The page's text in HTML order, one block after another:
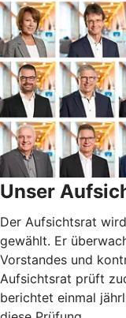
Unser
Der Aufsichtsrat
gewählt. Er
Vorstandes und
Aufsichtsrat prüft
berichtet einmal